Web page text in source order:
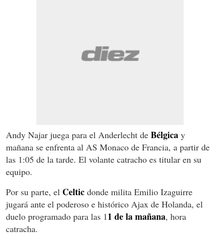
Andy Najar juega para el Anderlecht de Bélgica y
mañana se enfrenta al AS Monaco de Francia, a partir de
las 1:05 de la tarde. El volante catracho es titular en su
equipo.
Por su parte, el Celtic donde milita Emilio Izaguirre
jugará ante el poderoso e histórico Ajax de Holanda, el
duelo programado para las 11 de la mañana, hora
catracha.